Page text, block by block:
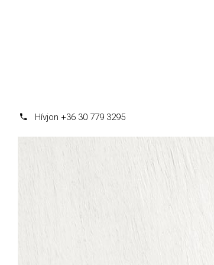
Hívjon +36 30 779 3295